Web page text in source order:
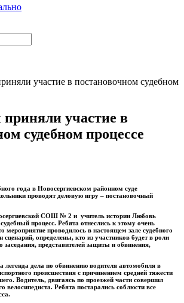
участие в постановочном судебном
участие в
судебном процессе
года в Новосергиевском районном суде
проводят деловую игру – постановочный
СОШ № 2 и учитель истории Любовь
процесс. Ребята отнеслись к этому очень
мероприятие проводилось в настоящем зале судебного
сценарий, определены, кто из участников будет в роли
заседания, представителей защиты и обвинения,
легенда дела по обвинению водителя автомобиля в
происшествия с причинением средней тяжести
Водитель, двигаясь по проезжей части совершил
велосипедиста. Ребята постарались соблюсти все